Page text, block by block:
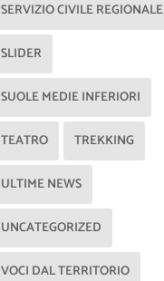
SERVIZIO CIVILE REGIONALE
SLIDER
SUOLE MEDIE INFERIORI
TEATRO TREKKING
ULTIME NEWS
UNCATEGORIZED
VOCI DAL TERRITORIO